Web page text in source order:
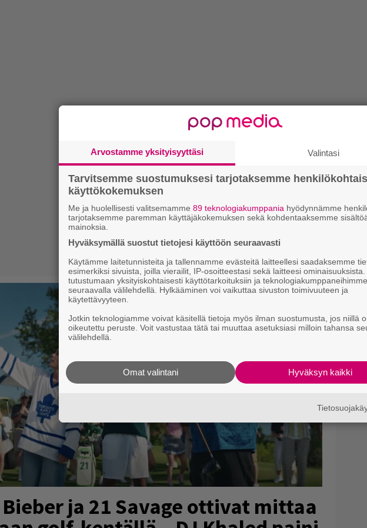
ja 21 Savage ottivat mittaa
Arvostamme yksityisyyttäsi Valintasi
Tarvitsemme suostumuksesi tarjotaksemme
käyttökokemuksen
Me ja huolellisesti valitsemamme 89 teknologiakumppania hyödynnämme
tarjotaksemme paremman käyttäjäkokemuksen sekä kohdentaaksemme
mainoksia.
Hyväksymällä suostut tietojesi käyttöön seuraavasti
Käytämme laitetunnisteita ja tallennamme evästeitä laitteellesi saadaksemme
esimerkiksi sivuista, joilla vierailit, IP-osoitteestasi sekä laitteesi
tutustumaan yksityiskohtaisesti käyttötarkoituksiin ja teknologiakumppaneihimme
seuraavalla välilehdellä. Hylkääminen voi vaikuttaa sivuston toimivuuteen ja
käytettävyyteen.
Jotkin teknologiamme voivat käsitellä tietoja myös ilman suostumusta, jos niillä
oikeutettu peruste. Voit vastustaa tätä tai muuttaa asetuksiasi milloin tahansa
välilehdellä.
Hyväksyn kaikki
Omat valintani